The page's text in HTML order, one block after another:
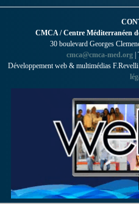
CMCA / Centre Méditerranéen
30 boulevard Georges
cmca@cmca-med.org |
Développement web & multimédias